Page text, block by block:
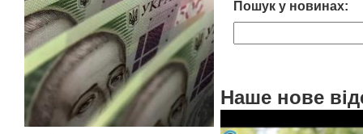
Пошук у новинах:
Наше нове